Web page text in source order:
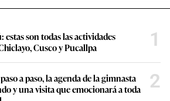
estas son todas las actividades
Cusco y Pucallpa
1
a paso, la agenda de la gimnasta
y una visita que emocionará a toda
2